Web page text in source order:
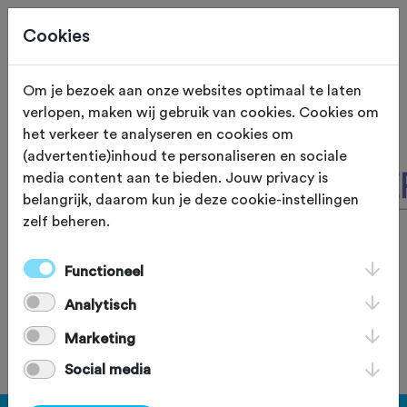
Site staat in teststand
XS
Cookies
Om je bezoek aan onze websites optimaal te laten
verlopen, maken wij gebruik van cookies. Cookies om
het verkeer te analyseren en cookies om
(advertentie)inhoud te personaliseren en sociale
media content aan te bieden. Jouw privacy is
belangrijk, daarom kun je deze cookie-instellingen
zelf beheren.
Functioneel
Analytisch
Marketing
Social media